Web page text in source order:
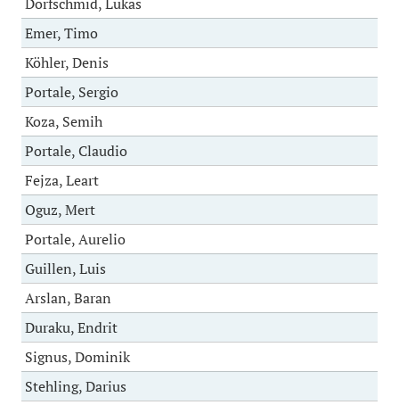
Emer, Timo
Köhler, Denis
Portale, Sergio
Koza, Semih
Portale, Claudio
Fejza, Leart
Oguz, Mert
Portale, Aurelio
Guillen, Luis
Arslan, Baran
Duraku, Endrit
Signus, Dominik
Stehling, Darius